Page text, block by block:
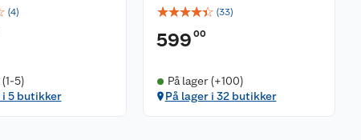
(4)
5)
i 5 butikker
☆☆☆☆☆ (33)
599 00
På lager (+100)
På lager i 32 butikker